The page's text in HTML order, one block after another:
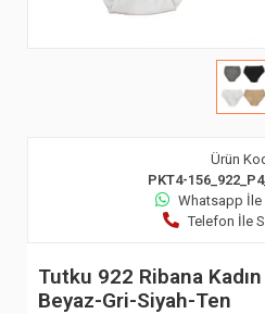
Ürün
PKT4-
Whatsapp İle
Telefon İle
Tutku 922 Ribana
Beyaz-Gri-Siyah-Ten